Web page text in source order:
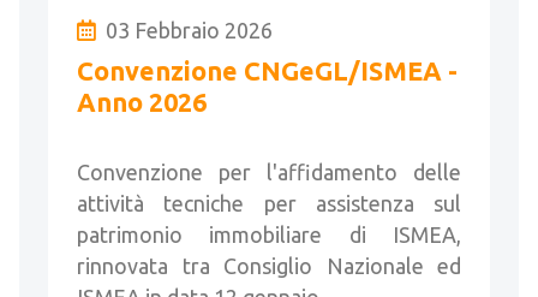
03 Febbraio 2026
Convenzione CNGeGL/ISMEA -
Anno 2026
Convenzione per l'affidamento delle
attività tecniche per assistenza sul
patrimonio immobiliare di ISMEA,
rinnovata tra Consiglio Nazionale ed